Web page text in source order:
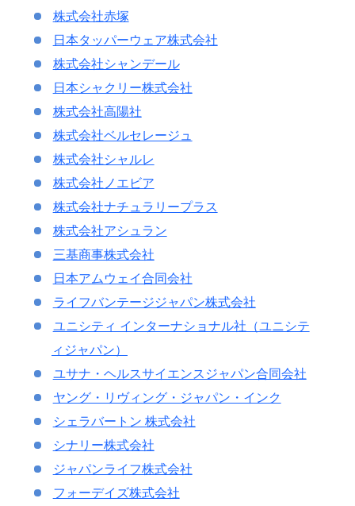
株式会社赤塚
日本タッパーウェア株式会社
株式会社シャンデール
日本シャクリー株式会社
株式会社高陽社
株式会社ベルセレージュ
株式会社シャルレ
株式会社ノエビア
株式会社ナチュラリープラス
株式会社アシュラン
三基商事株式会社
日本アムウェイ合同会社
ライフバンテージジャパン株式会社
ユニシティ インターナショナル社（ユニシテ
ィジャパン）
ユサナ・ヘルスサイエンスジャパン合同会社
ヤング・リヴィング・ジャパン・インク
シェラバートン 株式会社
シナリー株式会社
ジャパンライフ株式会社
フォーデイズ株式会社